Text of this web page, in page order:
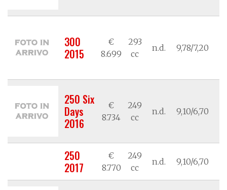
300
2015
€
8.699
293
cc
n.d. 9,78/7,20
250 Six
Days
2016
€
8.734
249
cc
n.d. 9,10/6,70
250
2017
€
8.770
249
cc
n.d. 9,10/6,70